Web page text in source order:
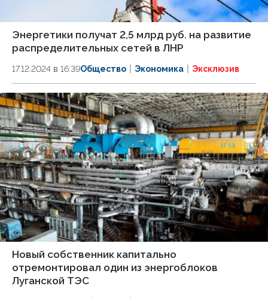
Энергетики получат 2,5 млрд руб. на развитие
распределительных сетей в ЛНР
17.12.2024 в 16:39Общество Экономика Эксклюзив
Новый собственник капитально
отремонтировал один из энергоблоков
Луганской ТЭС